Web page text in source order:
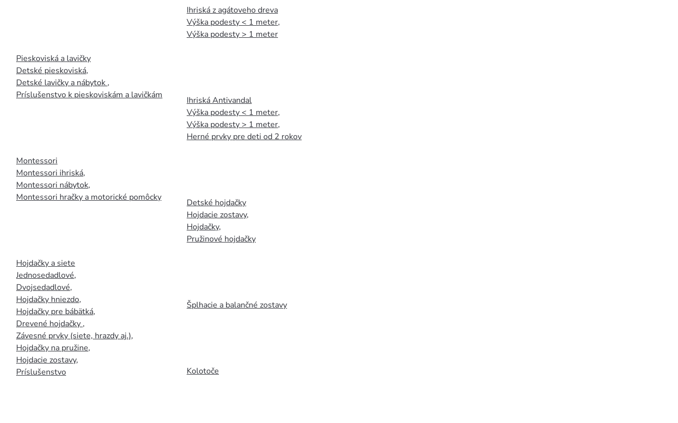
Pieskoviská a lavičky
Detské pieskoviská,
Detské lavičky a nábytok ,
Príslušenstvo k pieskoviskám a lavičkám
Montessori
Montessori ihriská,
Montessori nábytok,
Montessori hračky a motorické pomôcky
Hojdačky a siete
Jednosedadlové,
Dvojsedadlové,
Hojdačky hniezdo,
Hojdačky pre bábätká,
Drevené hojdačky ,
Závesné prvky (siete, hrazdy aj.),
Hojdačky na pružine,
Hojdacie zostavy,
Príslušenstvo
Ihriská z agátoveho dreva
Výška podesty < 1 meter,
Výška podesty > 1 meter
Ihriská Antivandal
Výška podesty < 1 meter,
Výška podesty > 1 meter,
Herné prvky pre deti od 2 rokov
Detské hojdačky
Hojdacie zostavy,
Hojdačky,
Pružinové hojdačky
Šplhacie a balančné zostavy
Kolotoče